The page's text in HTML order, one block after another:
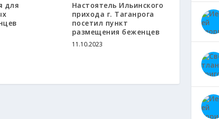
для
Настоятель Ильинского
прихода г. Таганрога
посетил пункт
размещения беженцев
11.10.2023